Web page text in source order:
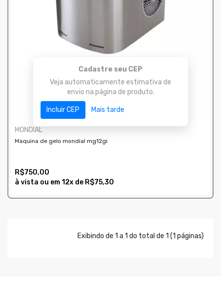
Cadastre seu CEP
Veja automaticamente estimativa de
envio na página de produto.
Incluir CEP Mais tarde
MONDIAL
Maquina de gelo mondial mg12gi
R$750,00
à vista ou em12x de R$75,30
COMPRAR
Exibindo de 1 a 1 do total de 1 (1 páginas)